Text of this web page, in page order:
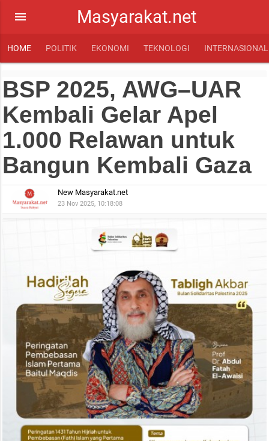
Masyarakat.net
menu
HOME POLITIK EKONOMI TEKNOLOGI INTERNASIONAL
BSP 2025, AWG–UAR
Kembali Gelar Apel
1.000 Relawan untuk
Bangun Kembali Gaza
New Masyarakat.net
23 Nov 2025, 10:18:08